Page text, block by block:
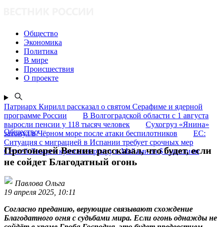
Общество
Экономика
Политика
В мире
Происшествия
О проекте
Патриарх Кирилл рассказал о святом Серафиме и ядерной
программе России
В Волгоградской области с 1 августа
выросли пенсии у 118 тысяч человек
Сухогруз «Янина»
затонул в Чёрном море после атаки беспилотников
ЕС:
Ситуация с миграцией в Испании требует срочных мер
Сергей Лазарев купил квартиру в Майами за $1 миллион
Общество
Протоиерей Веснин рассказал, что будет, если
не сойдет Благодатный огонь
Павлова Ольга
19 апреля 2025, 10:11
Согласно преданию, верующие связывают схождение
Благодатного огня с судьбами мира. Если огонь однажды не